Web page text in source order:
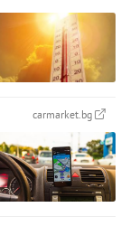
carmarket.bg